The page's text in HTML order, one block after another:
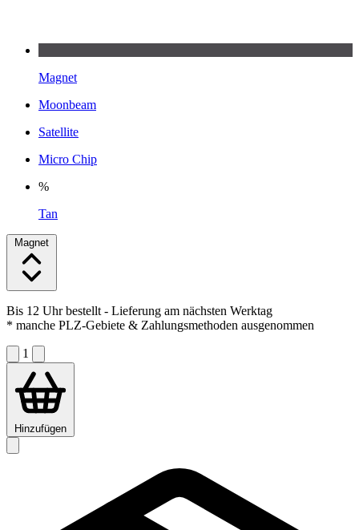
Magnet
Moonbeam
Satellite
Micro Chip
%
Tan
Magnet
Bis 12 Uhr bestellt - Lieferung am nächsten Werktag
* manche PLZ-Gebiete & Zahlungsmethoden ausgenommen
1
Hinzufügen